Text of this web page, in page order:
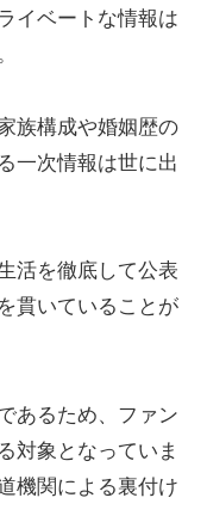
イベートな情報は
族構成や婚姻歴の
一次情報は世に出
活を徹底して公表
貫いていることが
あるため、ファン
対象となっていま
機関による裏付け